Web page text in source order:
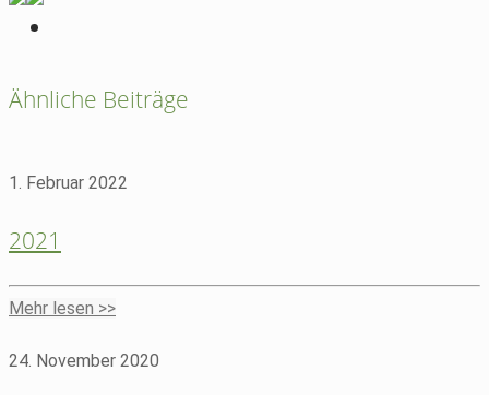
Ähnliche Beiträge
1. Februar 2022
2021
Mehr lesen >>
24. November 2020